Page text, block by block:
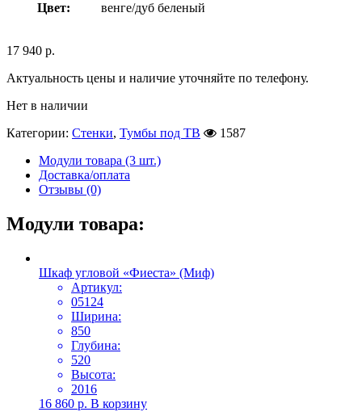
Цвет: венге/дуб беленый
17 940 р.
Актуальность цены и наличие уточняйте по телефону.
Нет в наличии
Категории: Стенки, Тумбы под ТВ
1587
Модули товара (3 шт.)
Доставка/оплата
Отзывы (0)
Модули товара:
Шкаф угловой «Фиеста» (Миф)
Артикул:
05124
Ширина:
850
Глубина:
520
Высота:
2016
16 860 р. В корзину